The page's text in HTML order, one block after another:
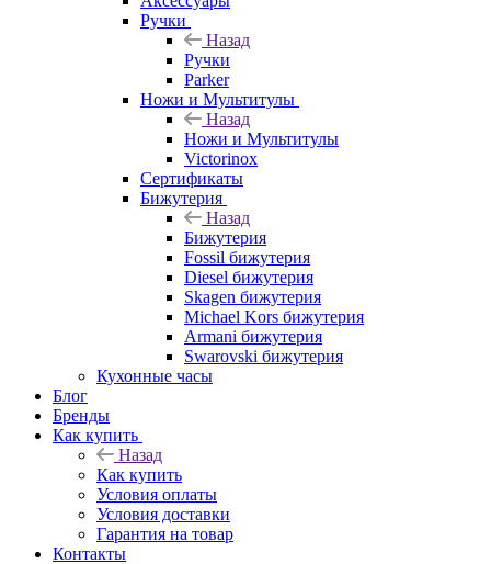
Ручки
Назад
Ручки
Parker
Ножи и Мультитулы
Назад
Ножи и Мультитулы
Victorinox
Сертификаты
Бижутерия
Назад
Бижутерия
Fossil бижутерия
Diesel бижутерия
Skagen бижутерия
Michael Kors бижутерия
Armani бижутерия
Swarovski бижутерия
Кухонные часы
Блог
Бренды
Как купить
Назад
Как купить
Условия оплаты
Условия доставки
Гарантия на товар
Контакты